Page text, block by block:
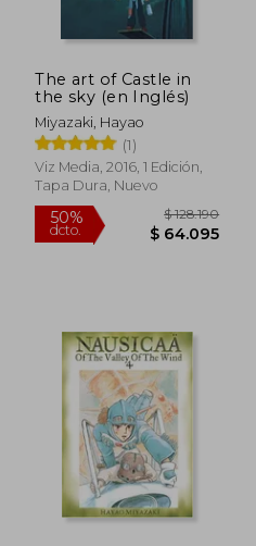
The art of Castle in
the sky (en Inglés)
Miyazaki, Hayao
(1)
Viz Media, 2016, 1 Edición,
Tapa Dura, Nuevo